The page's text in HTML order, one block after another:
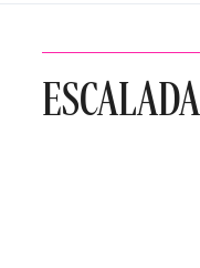
ESCALADA